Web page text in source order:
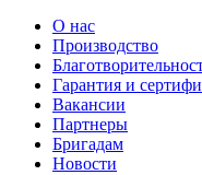
О нас
Производство
Гарантия и
Вакансии
Партнеры
Бригадам
Новости